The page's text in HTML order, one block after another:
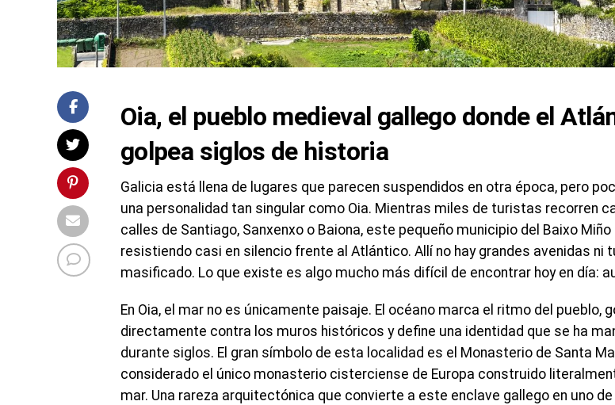
Oia, el pueblo medieval gallego donde el
golpea siglos de historia
Galicia está llena de lugares que parecen suspendidos en otra época, pero
una personalidad tan singular como Oia. Mientras miles de turistas recorren
calles de Santiago, Sanxenxo o Baiona, este pequeño municipio del Baixo
resistiendo casi en silencio frente al Atlántico. Allí no hay grandes avenidas ni
masificado. Lo que existe es algo mucho más difícil de encontrar hoy en día:
En Oia, el mar no es únicamente paisaje. El océano marca el ritmo del pueblo,
directamente contra los muros históricos y define una identidad que se ha
durante siglos. El gran símbolo de esta localidad es el Monasterio de Santa
considerado el único monasterio cisterciense de Europa construido
mar. Una rareza arquitectónica que convierte a este enclave gallego en uno